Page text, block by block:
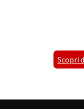
Scopri